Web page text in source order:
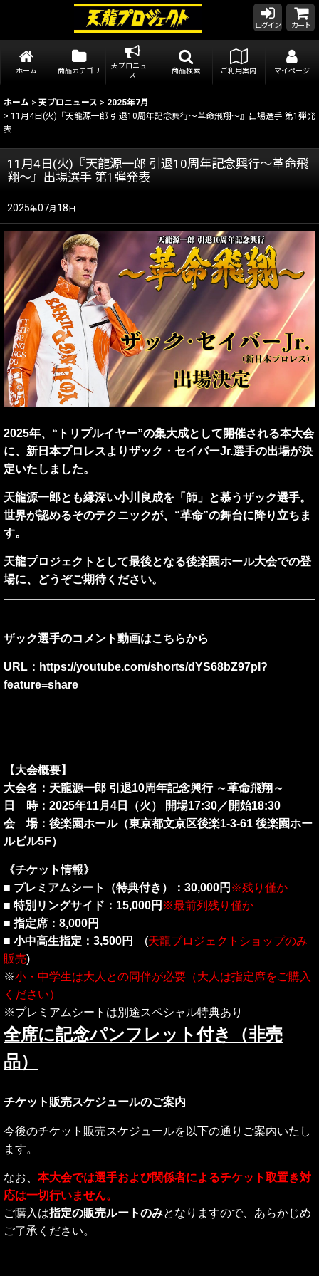
ログイン カート
ホーム 商品カテゴリ
天プロニュー
ス
商品検索 ご利用案内 マイページ
ホーム > 天プロニュース > 2025年7月
> 11月4日(火)『天龍源一郎 引退10周年記念興行～革命飛翔～』出場選手 第1弾発
表
11月4日(火)『天龍源一郎 引退10周年記念興行～革命飛
翔～』出場選手 第1弾発表
2025年07月 18 日
2025年、“トリプルイヤー”の集大成として開催される本大会
に、新日本プロレスよりザック・セイバーJr.選手の出場が決
定いたしました。
天龍源一郎とも縁深い小川良成を「師」と慕うザック選手。
世界が認めるそのテクニックが、“革命”の舞台に降り立ちま
す。
天龍プロジェクトとして最後となる後楽園ホール大会での登
場に、どうぞご期待ください。
ザック選手のコメント動画はこちらから
URL： https://youtube.com/shorts/dYS68bZ97pI?
feature=share
【大会概要】
大会名：天龍源一郎 引退10周年記念興行 ～革命飛翔～
日 時：2025年11月4日（火） 開場17:30／開始18:30
会 場：後楽園ホール（東京都文京区後楽1-3-61 後楽園ホー
ルビル5F）
《チケット情報》
■ プレミアムシート（特典付き）：30,000円 ※残り僅か
■ 特別リングサイド：15,000円 ※最前列残り僅か
■ 指定席：8,000円
■ 小中高生指定：3,500円 (天龍プロジェクトショップのみ
販売)
※小・中学生は大人との同伴が必要（大人は指定席をご購入
ください）
※プレミアムシートは別途スペシャル特典あり
全席に記念パンフレット付き（非売
品）
チケット販売スケジュールのご案内
今後のチケット販売スケジュールを以下の通りご案内いたし
ます。
なお、 本大会では選手および関係者によるチケット取置き対
応は一切行いません。
ご購入は指定の販売ルートのみとなりますので、あらかじめ
ご了承ください。